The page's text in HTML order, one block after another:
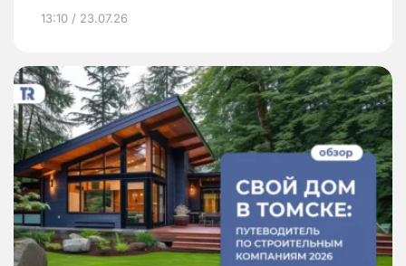
13:10 / 23.07.26